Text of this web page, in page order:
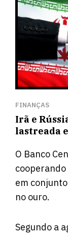
FINANÇAS
Irã e
lastreada
O Banco
em
no ouro.
Segundo a